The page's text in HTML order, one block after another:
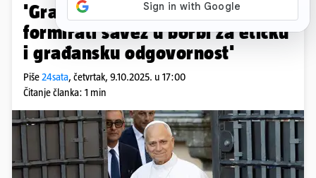
'Građani i novinari trebali bi
formirati savez u borbi za etičku
i građansku odgovornost'
Piše24sata, četvrtak, 9.10.2025. u 17:00
Čitanje članka: 1 min